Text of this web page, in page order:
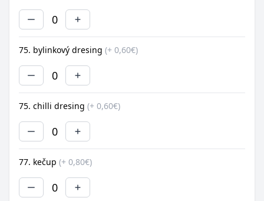
0
75. bylinkový dresing (+ 0,60€)
0
75. chilli dresing (+ 0,60€)
0
77. kečup (+ 0,80€)
0